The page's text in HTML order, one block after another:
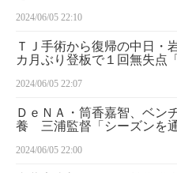
2024/06/05 22:10
ＴＪ手術から復帰の中日・
カ月ぶり登板で１回無失点
2024/06/05 22:07
ＤｅＮＡ・筒香嘉智、ベン
養 三浦監督「シーズンを
2024/06/05 22:00